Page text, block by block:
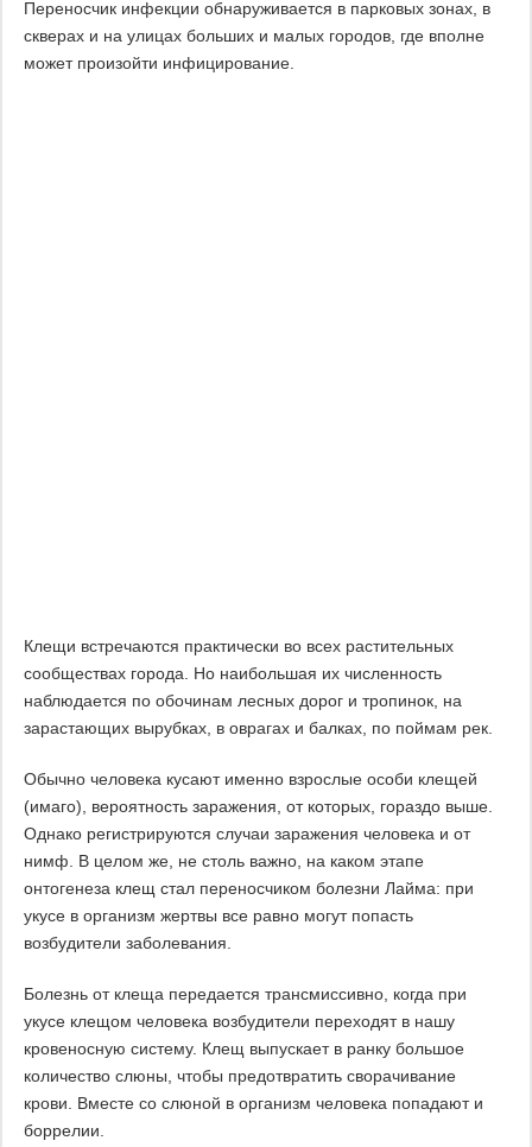
Переносчик инфекции обнаруживается в парковых зонах, в
скверах и на улицах больших и малых городов, где вполне
может произойти инфицирование.
Клещи встречаются практически во всех растительных
сообществах города. Но наибольшая их численность
наблюдается по обочинам лесных дорог и тропинок, на
зарастающих вырубках, в оврагах и балках, по поймам рек.
Обычно человека кусают именно взрослые особи клещей
(имаго), вероятность заражения, от которых, гораздо выше.
Однако регистрируются случаи заражения человека и от
нимф. В целом же, не столь важно, на каком этапе
онтогенеза клещ стал переносчиком болезни Лайма: при
укусе в организм жертвы все равно могут попасть
возбудители заболевания.
Болезнь от клеща передается трансмиссивно, когда при
укусе клещом человека возбудители переходят в нашу
кровеносную систему. Клещ выпускает в ранку большое
количество слюны, чтобы предотвратить сворачивание
крови. Вместе со слюной в организм человека попадают и
боррелии.